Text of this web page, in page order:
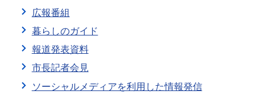
広報番組
暮らしのガイド
報道発表資料
市長記者会見
ソーシャルメディアを利用した情報発信